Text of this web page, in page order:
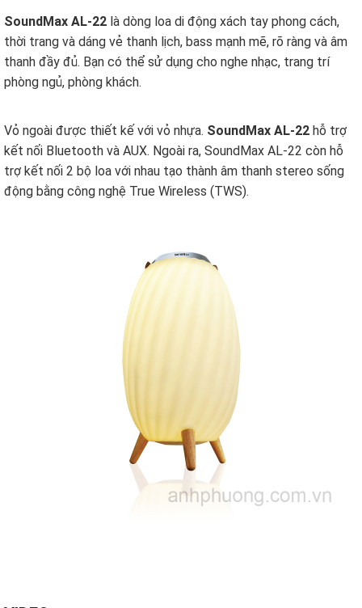
SoundMax AL-22 là dòng loa di động xách tay phong cách,
thời trang và dáng vẻ thanh lịch, bass mạnh mẽ, rõ ràng và âm
thanh đầy đủ. Bạn có thể sử dụng cho nghe nhạc, trang trí
phòng ngủ, phòng khách.
Vỏ ngoài được thiết kế với vỏ nhựa. SoundMax AL-22 hỗ trợ
kết nối Bluetooth và AUX. Ngoài ra, SoundMax AL-22 còn hỗ
trợ kết nối 2 bộ loa với nhau tạo thành âm thanh stereo sống
động bằng công nghệ True Wireless (TWS).